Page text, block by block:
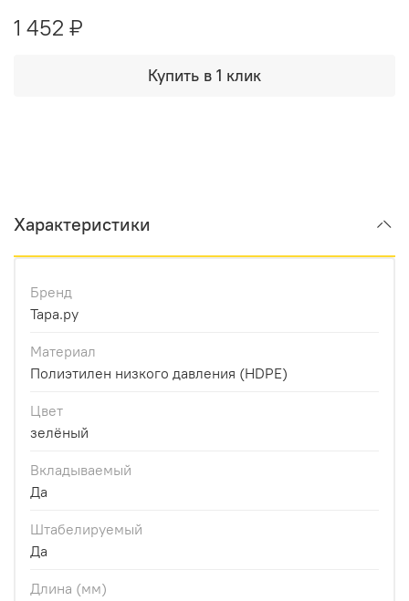
1 452 ₽
Купить в 1 клик
Характеристики
Бренд
Тара.ру
Материал
Полиэтилен низкого давления (HDPE)
Цвет
зелёный
Вкладываемый
Да
Штабелируемый
Да
Длина (мм)